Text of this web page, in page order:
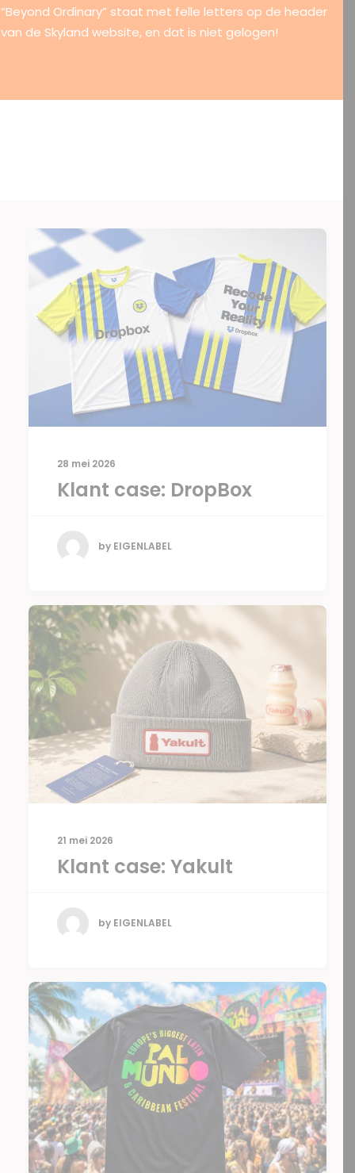
“Beyond Ordinary” staat met felle letters op de header
van de Skyland website, en dat is niet gelogen!
28 mei 2026
Klant case: DropBox
by EIGENLABEL
21 mei 2026
Klant case: Yakult
by EIGENLABEL